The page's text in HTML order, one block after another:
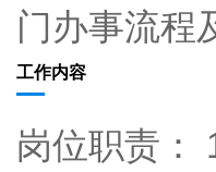
门办事流程
工作内容
岗位职责：